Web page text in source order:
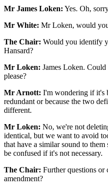
Mr James Loken: Yes. Oh,
Mr White: Mr Loken, would
The Chair: Would you identify
Hansard?
Mr Loken: James Loken.
please?
Mr Arnott: I'm wondering if it's
redundant or because the two
different.
Mr Loken: No, we're not
identical, but we want to avoid
that have a similar sound to
be confused if it's not necessary.
The Chair: Further questions
amendment?